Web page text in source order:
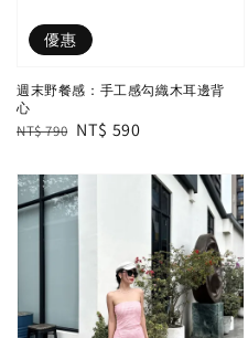
優惠
週末野餐感：手工感勾織木耳邊背
心
Regular
NT$ 790 Sale
NT$ 590